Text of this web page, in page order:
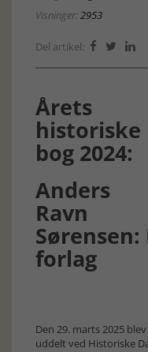
Visninger:2953
Del artikel:   
Årets
historiske
bog 2024:
Anders
Ravn
Sørensen:
forlag
Den 29. marts 2025
uddelt ved Historiske